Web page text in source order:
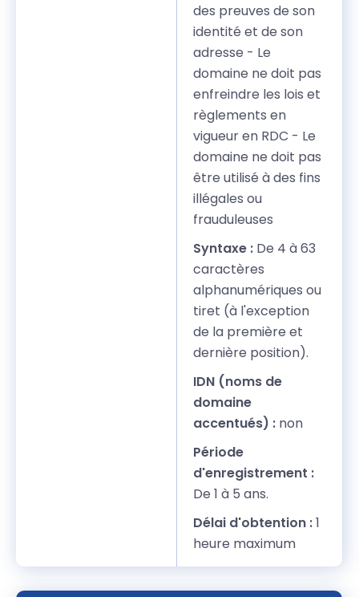
des preuves de son
identité et de son
adresse - Le
domaine ne doit pas
enfreindre les lois et
règlements en
vigueur en RDC - Le
domaine ne doit pas
être utilisé à des fins
illégales ou
frauduleuses
Syntaxe : De 4 à 63
caractères
alphanumériques ou
tiret (à l'exception
de la première et
dernière position).
IDN (noms de
domaine
accentués) : non
Période
d'enregistrement :
De 1 à 5 ans.
Délai d'obtention :1
heure maximum